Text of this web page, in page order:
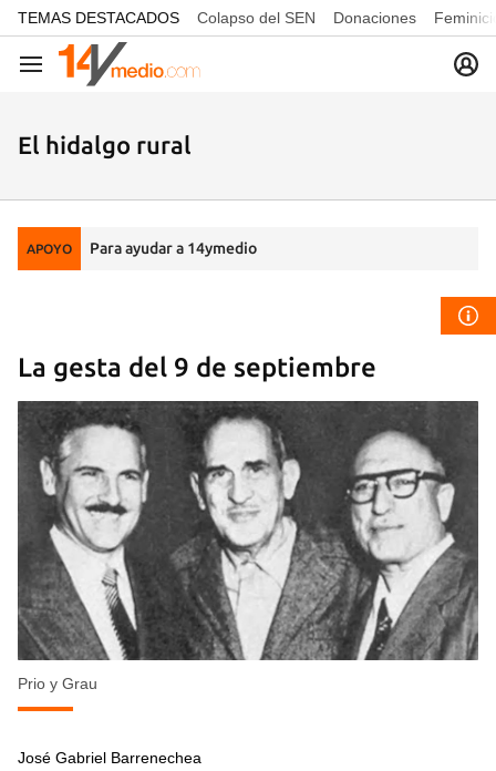
common.go-to-content
TEMAS DESTACADOS Colapso del SEN Donaciones
Navegación
El hidalgo rural
APOYO Para ayudar a 14ymedio
La gesta del 9 de septiembre
Prio y Grau
José Gabriel Barrenechea